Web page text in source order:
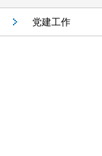
党建工作